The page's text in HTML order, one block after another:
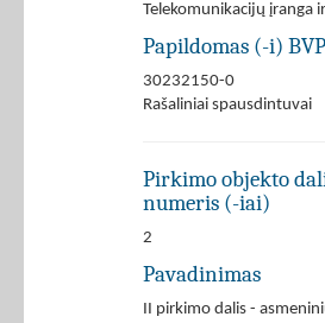
Telekomunikacijų įranga
Papildomas (-i)
30232150-0
Rašaliniai spausdintuvai
Pirkimo objekto
numeris (-iai)
2
Pavadinimas
II pirkimo dalis -